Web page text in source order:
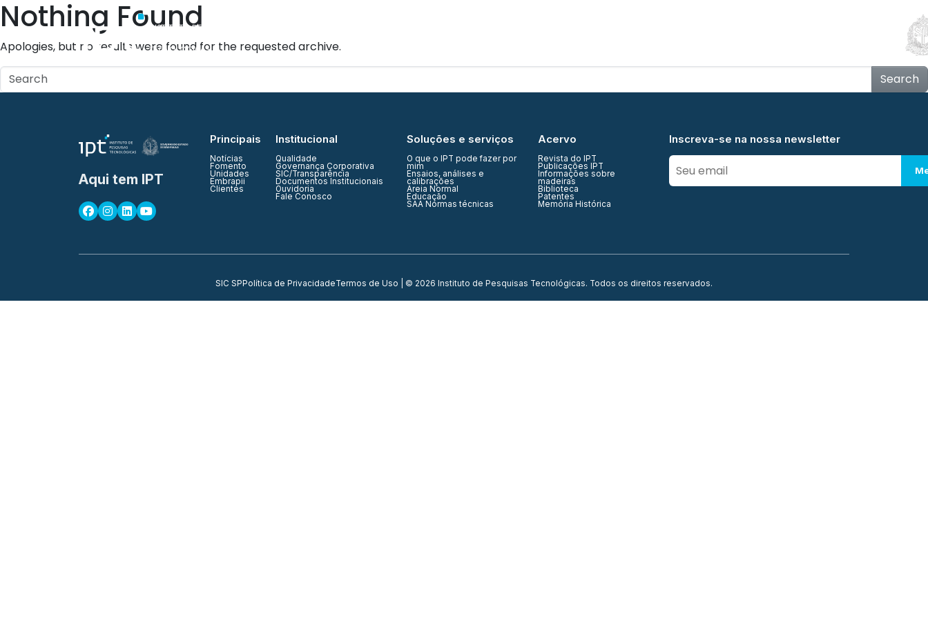
Nothing Found
Apologies, but no results were found for the requested archive.
Search
Aqui tem IPT
Principais
Notícias
Fomento
Unidades
Embrapii
Clientes
Institucional
Qualidade
Governança Corporativa
SIC/Transparência
Documentos Institucionais
Ouvidoria
Fale Conosco
Soluções e serviços
O que o IPT pode fazer por
mim
Ensaios, análises e
calibrações
Areia Normal
Educação
SAA Normas técnicas
Acervo
Revista do IPT
Publicações IPT
Informações sobre
madeiras
Biblioteca
Patentes
Memória Histórica
Inscreva-se na nossa newsletter
SIC SPPolítica de PrivacidadeTermos de Uso | © 2026 Instituto de Pesquisas Tecnológicas. Todos os direitos reservados.